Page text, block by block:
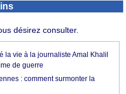
désirez consulter.
la vie à la journaliste Amal Khalil
de guerre
: comment surmonter la